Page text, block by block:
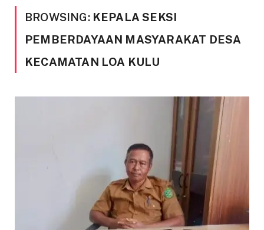
BROWSING: KEPALA SEKSI
PEMBERDAYAAN MASYARAKAT DESA
KECAMATAN LOA KULU